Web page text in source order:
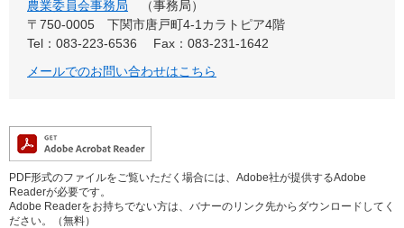
農業委員会事務局
事務局
〒750-0005
下関市唐戸町4-1カラトピア4階
Tel：083-223-6536
Fax：083-231-1642
メールでのお問い合わせはこちら
PDF形式のファイルをご覧いただく場合には、Adobe社が提供するAdobe
Readerが必要です。
Adobe Readerをお持ちでない方は、バナーのリンク先からダウンロードしてく
ださい。（無料）